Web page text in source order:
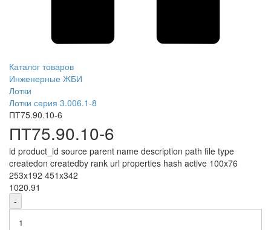
Каталог товаров
Инженерные ЖБИ
Лотки
Лотки серия 3.006.1-8
ПТ75.90.10-6
ПТ75.90.10-6
id product_id source parent name description path file type
createdon createdby rank url properties hash active 100x76
253x192 451x342
1020.91
-